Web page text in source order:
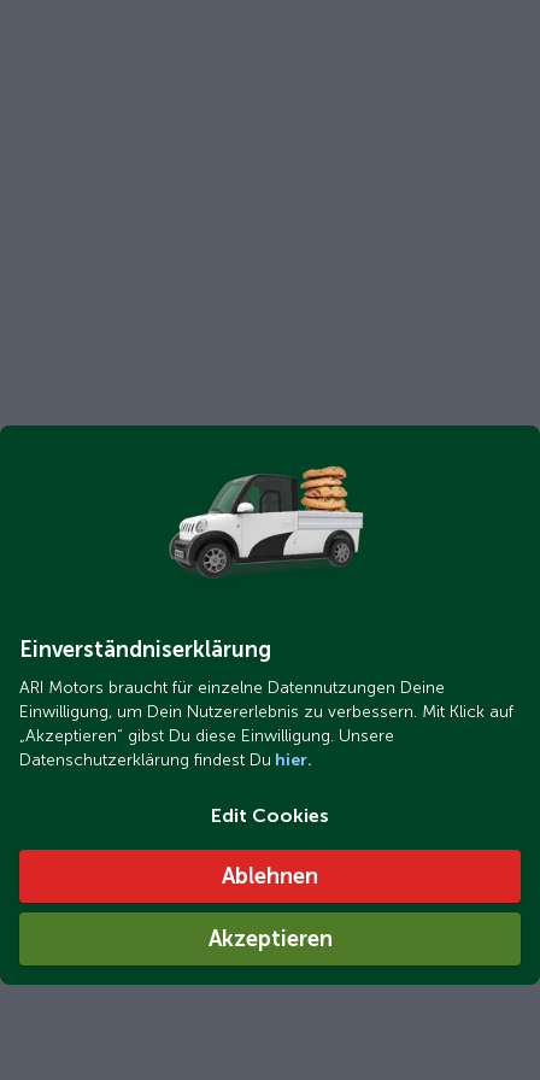
Einverständniserklärung
ARI Motors braucht für einzelne Datennutzungen Deine
Einwilligung, um Dein Nutzererlebnis zu verbessern. Mit Klick auf
„Akzeptieren“ gibst Du diese Einwilligung. Unsere
Datenschutzerklärung findest Du hier.
Edit Cookies
Ablehnen
Akzeptieren